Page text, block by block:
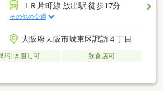
ＪＲ片町線 放出駅 徒歩17分
その他の交通
大阪府大阪市城東区諏訪４丁目
即引き渡し可
飲食店可